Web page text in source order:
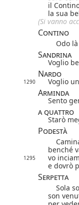
il
la sua
(Si vanno
Contino
Odo là
Sandrina
Voglio
Nardo
1290 Voglio
Arminda
Sento
a quattro
Starò
Podestà
benché
1295
vo
e dovrò
Serpetta
Sola
son